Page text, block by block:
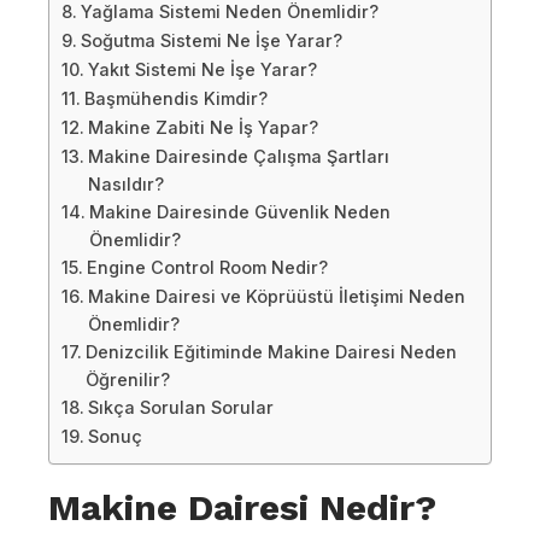
Yağlama Sistemi Neden Önemlidir?
Soğutma Sistemi Ne İşe Yarar?
Yakıt Sistemi Ne İşe Yarar?
Başmühendis Kimdir?
Makine Zabiti Ne İş Yapar?
Makine Dairesinde Çalışma Şartları
Nasıldır?
Makine Dairesinde Güvenlik Neden
Önemlidir?
Engine Control Room Nedir?
Makine Dairesi ve Köprüüstü İletişimi Neden
Önemlidir?
Denizcilik Eğitiminde Makine Dairesi Neden
Öğrenilir?
Sıkça Sorulan Sorular
Sonuç
Makine Dairesi Nedir?